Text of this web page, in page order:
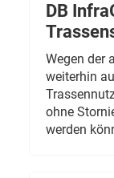
DB
Wegen der
weiterhin
ohne
werden